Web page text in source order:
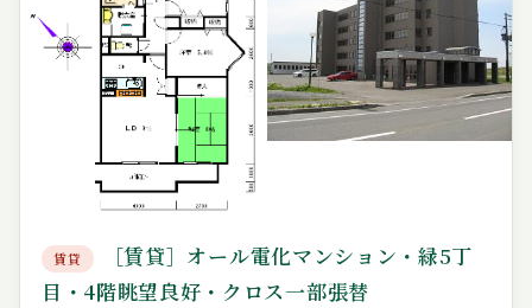
賃貸
［賃貸］オール電化マンション・緑5丁
目・4階眺望良好・クロス一部張替